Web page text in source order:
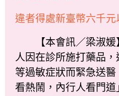
違者得處新臺幣六千
【本會訊／梁淑媛
人因在診所施打藥品
等過敏症狀而緊急送
看熱鬧，內行人看門